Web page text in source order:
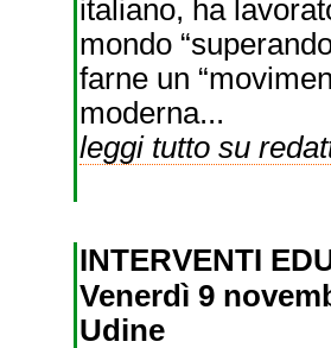
italiano, ha
mondo
farne un
moderna...
leggi tutto su
INTERVENTI
Venerdì 9
Udine